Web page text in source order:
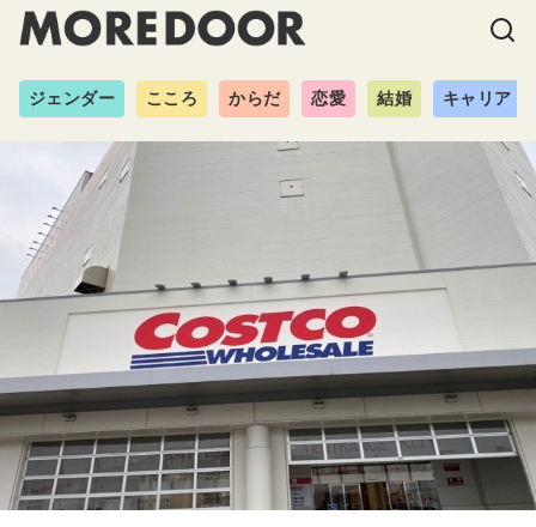
ジェンダー こころ からだ 恋愛 結婚 キャリア